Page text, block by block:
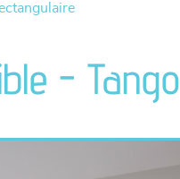
- Tango